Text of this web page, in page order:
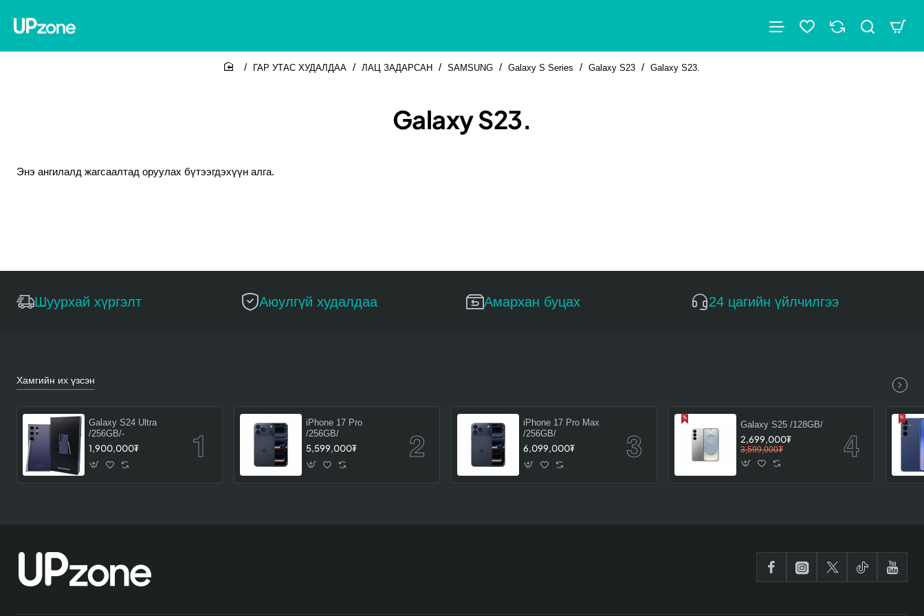
Galaxy S23.
ГАР УТАС ХУДАЛДАА ЛАЦ ЗАДАРСАН SAMSUNG Galaxy S Series Galaxy S23 Galaxy S23.
Энэ ангилалд жагсаалтад оруулах бүтээгдэхүүн алга.
Шуурхай хүргэлт Аюулгүй худалдаа Амархан буцах 24 цагийн үйлчилгээ
Хамгийн их үзсэн
Galaxy S24 Ultra
/256GB/-
1,900,000₮
iPhone 17 Pro
/256GB/
5,599,000₮
iPhone 17 Pro Max
/256GB/
6,099,000₮
Galaxy S25 /128GB/
2,699,000₮
3,599,000₮